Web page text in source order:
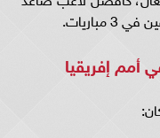
أمم إفريقيا